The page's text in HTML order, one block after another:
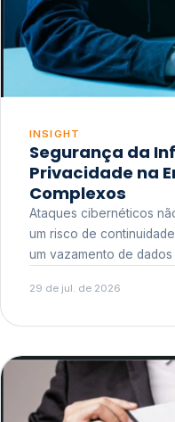
INSIGHT
Segurança da
Privacidade na
Complexos
Ataques cibernéticos
um risco de continuidade de
um vazamento de
reputacional e o risco
29 de jul. de 2026